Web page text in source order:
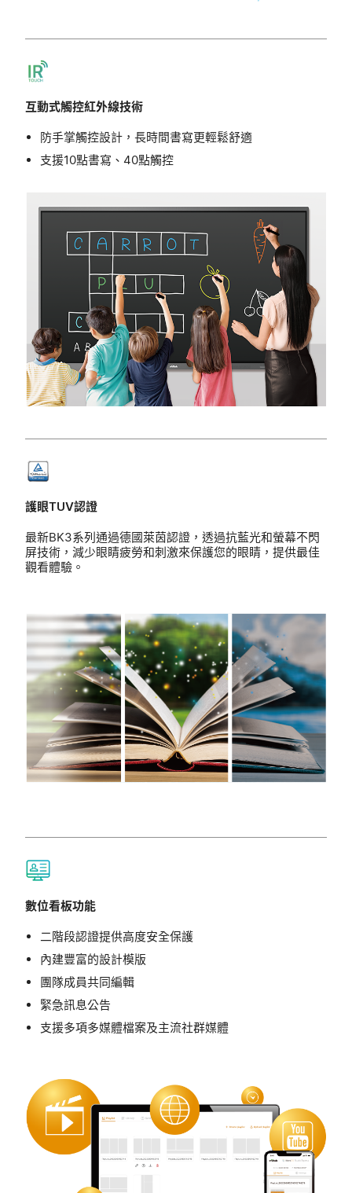
互動式觸控紅外線技術
防手掌觸控設計，長時間書寫更輕鬆舒適
支援10點書寫、40點觸控
護眼TUV認證
最新BK3系列通過德國萊茵認證，透過抗藍光和螢幕不閃
屏技術，減少眼睛疲勞和刺激來保護您的眼睛，提供最佳
觀看體驗。
數位看板功能
二階段認證提供高度安全保護
內建豐富的設計模版
團隊成員共同編輯
緊急訊息公告
支援多項多媒體檔案及主流社群媒體